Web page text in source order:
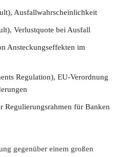
Ausfallwahrscheinlichkeit
Verlustquote bei Ausfall
Ansteckungseffekten im
Regulation), EU-Verordnung
Regulierungsrahmen für Banken
gegenüber einem großen